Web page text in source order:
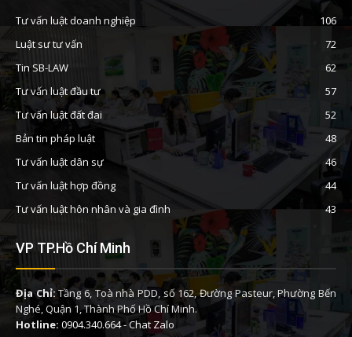
Tư vấn luật doanh nghiệp
106
Luật sư tư vấn
72
Tin SB-LAW
62
Tư vấn luật đầu tư
57
Tư vấn luật đất đai
52
Bản tin pháp luật
48
Tư vấn luật dân sự
46
Tư vấn luật hợp đồng
44
Tư vấn luật hôn nhân và gia đình
43
VP TP.Hồ Chí Minh
Địa Chỉ:Tầng 6, Toà nhà PDD, số 162, Đường Pasteur, Phường Bến
Nghé, Quận 1, Thành Phố Hồ Chí Minh.
Hotline: 0904.340.664-Chat Zalo